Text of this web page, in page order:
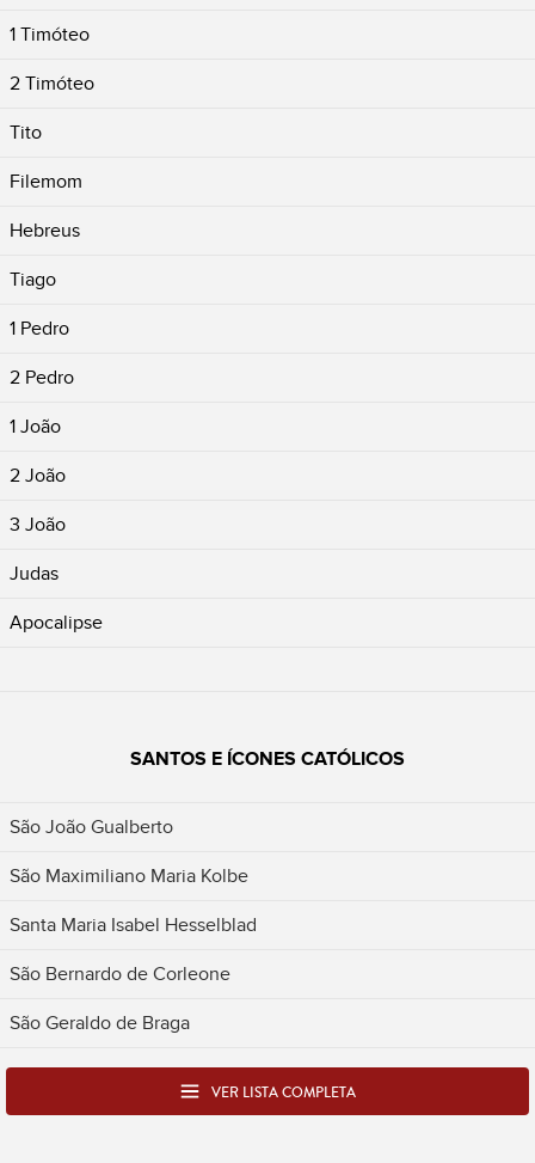
1 Timóteo
2 Timóteo
Tito
Filemom
Hebreus
Tiago
1 Pedro
2 Pedro
1 João
2 João
3 João
Judas
Apocalipse
SANTOS E ÍCONES CATÓLICOS
São João Gualberto
São Maximiliano Maria Kolbe
Santa Maria Isabel Hesselblad
São Bernardo de Corleone
São Geraldo de Braga
VER LISTA COMPLETA